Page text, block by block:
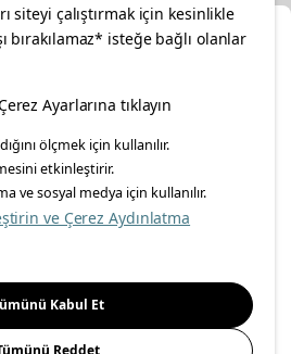
pinterestyoutube
Politikası
Sitesi Gizlilik Politikası
size özel hizmet ve
konumuzu seçin.
siteyi çalıştırmak için kesinlikle
bırakılamaz* isteğe bağlı olanlar
Ayarlarına tıklayın
ölçmek için kullanılır.
etkinleştirir.
ve sosyal medya için kullanılır.
ve Çerez Aydınlatma
Kabul Et
Reddet